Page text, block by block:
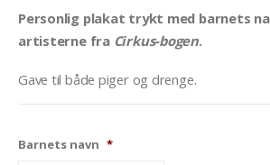
Personlig plakat trykt med barnets
artisterne fra Cirkus-bogen.
Gave til både piger og drenge.
Barnets navn *